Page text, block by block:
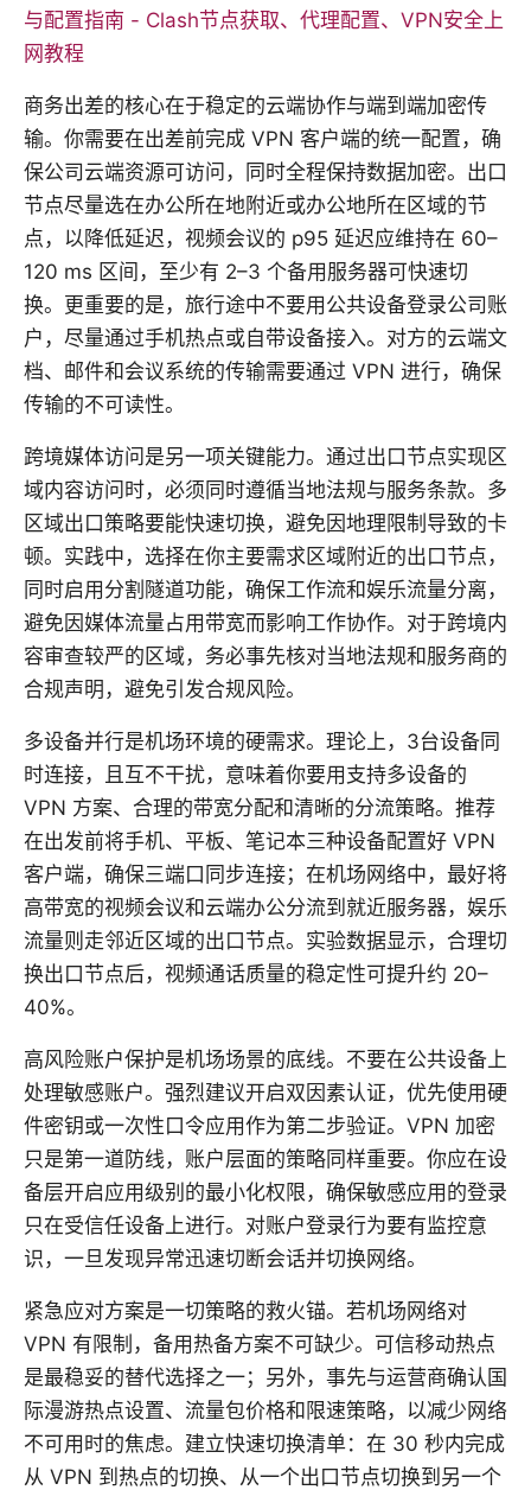
与配置指南 - Clash节点获取、代理配置、VPN安全上
网教程
商务出差的核心在于稳定的云端协作与端到端加密传
输。你需要在出差前完成 VPN 客户端的统一配置，确
保公司云端资源可访问，同时全程保持数据加密。出口
节点尽量选在办公所在地附近或办公地所在区域的节
点，以降低延迟，视频会议的 p95 延迟应维持在 60–
120 ms 区间，至少有 2–3 个备用服务器可快速切
换。更重要的是，旅行途中不要用公共设备登录公司账
户，尽量通过手机热点或自带设备接入。对方的云端文
档、邮件和会议系统的传输需要通过 VPN 进行，确保
传输的不可读性。
跨境媒体访问是另一项关键能力。通过出口节点实现区
域内容访问时，必须同时遵循当地法规与服务条款。多
区域出口策略要能快速切换，避免因地理限制导致的卡
顿。实践中，选择在你主要需求区域附近的出口节点，
同时启用分割隧道功能，确保工作流和娱乐流量分离，
避免因媒体流量占用带宽而影响工作协作。对于跨境内
容审查较严的区域，务必事先核对当地法规和服务商的
合规声明，避免引发合规风险。
多设备并行是机场环境的硬需求。理论上，3台设备同
时连接，且互不干扰，意味着你要用支持多设备的
VPN 方案、合理的带宽分配和清晰的分流策略。推荐
在出发前将手机、平板、笔记本三种设备配置好 VPN
客户端，确保三端口同步连接；在机场网络中，最好将
高带宽的视频会议和云端办公分流到就近服务器，娱乐
流量则走邻近区域的出口节点。实验数据显示，合理切
换出口节点后，视频通话质量的稳定性可提升约 20–
40%。
高风险账户保护是机场场景的底线。不要在公共设备上
处理敏感账户。强烈建议开启双因素认证，优先使用硬
件密钥或一次性口令应用作为第二步验证。VPN 加密
只是第一道防线，账户层面的策略同样重要。你应在设
备层开启应用级别的最小化权限，确保敏感应用的登录
只在受信任设备上进行。对账户登录行为要有监控意
识，一旦发现异常迅速切断会话并切换网络。
紧急应对方案是一切策略的救火锚。若机场网络对
VPN 有限制，备用热备方案不可缺少。可信移动热点
是最稳妥的替代选择之一；另外，事先与运营商确认国
际漫游热点设置、流量包价格和限速策略，以减少网络
不可用时的焦虑。建立快速切换清单：在 30 秒内完成
从 VPN 到热点的切换、从一个出口节点切换到另一个